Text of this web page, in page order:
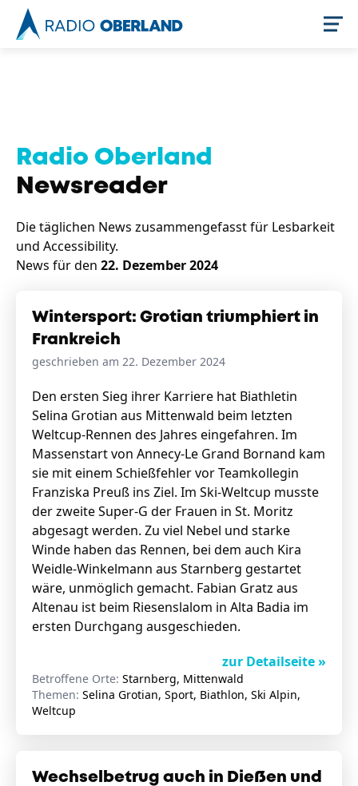
Newsreader
Stellenangebote
Unternehmen
Das geheime Geräusch
Wandern
Fotobox
Amphibienschutz
Team
Programm
Service
Nachgehört
Podcast
Zeit fürs Oberland
Handwerker
Radio Oberland
Newsreader
Die täglichen News zusammengefasst für Lesbarkeit
und Accessibility.
News für den 22. Dezember 2024
Wintersport: Grotian triumphiert in
Frankreich
geschrieben am 22. Dezember 2024
Den ersten Sieg ihrer Karriere hat Biathletin
Selina Grotian aus Mittenwald beim letzten
Weltcup-Rennen des Jahres eingefahren. Im
Massenstart von Annecy-Le Grand Bornand kam
sie mit einem Schießfehler vor Teamkollegin
Franziska Preuß ins Ziel. Im Ski-Weltcup musste
der zweite Super-G der Frauen in St. Moritz
abgesagt werden. Zu viel Nebel und starke
Winde haben das Rennen, bei dem auch Kira
Weidle-Winkelmann aus Starnberg gestartet
wäre, unmöglich gemacht. Fabian Gratz aus
Altenau ist beim Riesenslalom in Alta Badia im
ersten Durchgang ausgeschieden.
zur Detailseite »
Betroffene Orte: Starnberg, Mittenwald
Themen: Selina Grotian, Sport, Biathlon, Ski Alpin,
Weltcup
Wechselbetrug auch in Dießen und